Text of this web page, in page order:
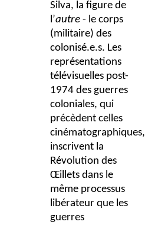
Silva, la figure de
l’autre - le corps
(militaire) des
colonisé.e.s. Les
représentations
télévisuelles post-
1974 des guerres
coloniales, qui
précèdent celles
cinématographiques,
inscrivent la
Révolution des
Œillets dans le
même processus
libérateur que les
guerres